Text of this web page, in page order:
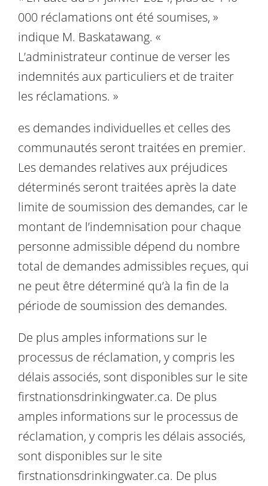
000 réclamations ont été soumises, »
indique M. Baskatawang. «
L’administrateur continue de verser les
indemnités aux particuliers et de traiter
les réclamations. »
es demandes individuelles et celles des
communautés seront traitées en premier.
Les demandes relatives aux préjudices
déterminés seront traitées après la date
limite de soumission des demandes, car le
montant de l’indemnisation pour chaque
personne admissible dépend du nombre
total de demandes admissibles reçues, qui
ne peut être déterminé qu’à la fin de la
période de soumission des demandes.
De plus amples informations sur le
processus de réclamation, y compris les
délais associés, sont disponibles sur le site
firstnationsdrinkingwater.ca. De plus
amples informations sur le processus de
réclamation, y compris les délais associés,
sont disponibles sur le site
firstnationsdrinkingwater.ca. De plus